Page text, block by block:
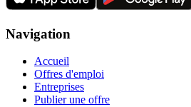
Navigation
Accueil
Offres d'emploi
Entreprises
Publier une offre